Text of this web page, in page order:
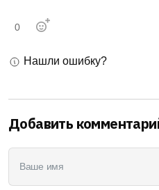
0
Нашли ошибку?
Добавить